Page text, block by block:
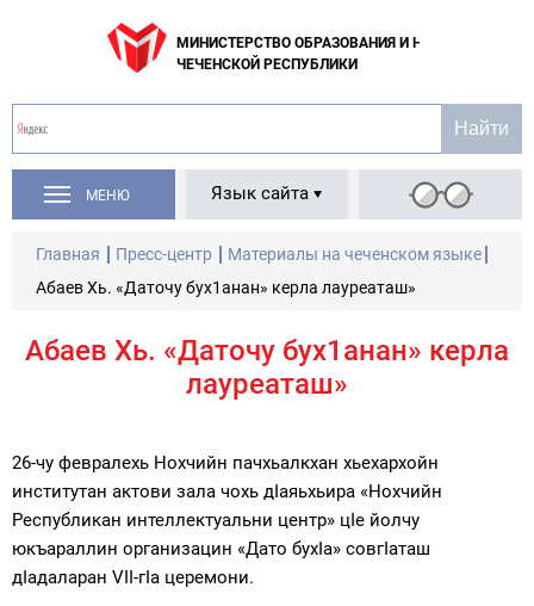
МИНИСТЕРСТВО ОБРАЗОВАНИЯ И НАУКИ
ЧЕЧЕНСКОЙ РЕСПУБЛИКИ
МЕНЮ Язык сайта
Главная Пресс-центр
Материалы на чеченском языке
Абаев Хь. «Даточу бух1анан» керла лауреаташ»
Абаев Хь. «Даточу бух1анан» керла
лауреаташ»
26-чу февралехь Нохчийн пачхьалкхан хьехархойн
институтан актови зала чохь дIаяьхьира «Нохчийн
Республикан интеллектуальни центр» цIе йолчу
юкъараллин организацин «Дато бухIа» совгIаташ
дIадаларан VII-гIа церемони.